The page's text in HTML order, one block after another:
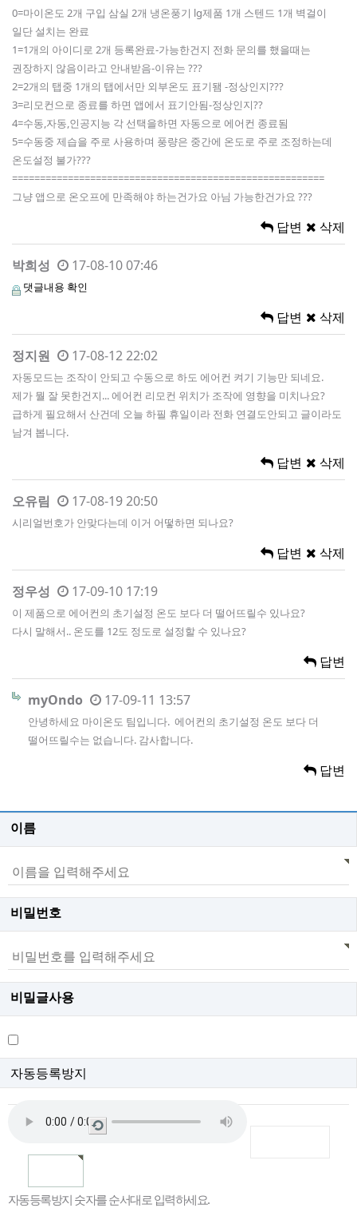
0=마이온도 2개 구입 삼실 2개 냉온풍기 lg제품 1개 스텐드 1개 벽걸이
일단 설치는 완료
1=1개의 아이디로 2개 등록완료-가능한건지 전화 문의를 했을때는
권장하지 않음이라고 안내받음-이유는 ???
2=2개의 탭중 1개의 탭에서만 외부온도 표기됌 -정상인지???
3=리모컨으로 종료를 하면 앱에서 표기안됨-정상인지??
4=수동,자동,인공지능 각 선택을하면 자동으로 에어컨 종료됨
5=수동중 제습을 주로 사용하며 풍량은 중간에 온도로 주로 조정하는데
온도설정 불가???
========================================================
그냥 앱으로 온오프에 만족해야 하는건가요 아님 가능한건가요 ???
답변 삭제
박희성 17-08-10 07:46
댓글내용 확인
답변 삭제
정지원 17-08-12 22:02
자동모드는 조작이 안되고 수동으로 하도 에어컨 켜기 기능만 되네요.
제가 뭘 잘 못한건지... 에어컨 리모컨 위치가 조작에 영향을 미치나요?
급하게 필요해서 산건데 오늘 하필 휴일이라 전화 연결도안되고 글이라도
남겨 봅니다.
답변 삭제
오유림 17-08-19 20:50
시리얼번호가 안맞다는데 이거 어떻하면 되나요?
답변 삭제
정우성 17-09-10 17:19
이 제품으로 에어컨의 초기설정 온도 보다 더 떨어뜨릴수 있나요?
다시 말해서.. 온도를 12도 정도로 설정할 수 있나요?
답변
myOndo 17-09-11 13:57
안녕하세요 마이온도 팀입니다. 에어컨의 초기설정 온도 보다 더
떨어뜨릴수는 없습니다. 감사합니다.
답변
이름
비밀번호
비밀글사용
자동등록방지
새
자동등록방지 숫자를 순서대로 입력하세요.